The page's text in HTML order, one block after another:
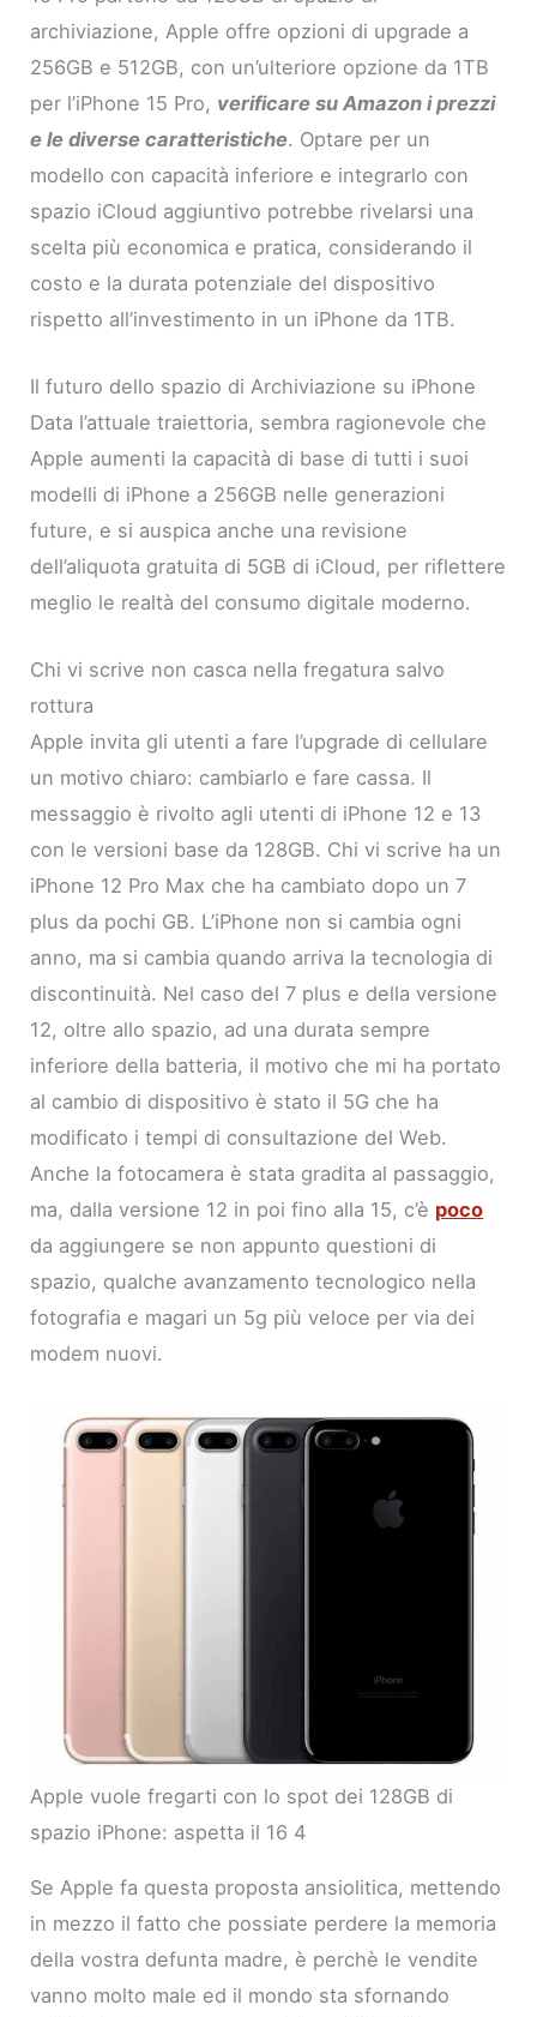
archiviazione, Apple offre opzioni di upgrade a
256GB e 512GB, con un’ulteriore opzione da 1TB
per l’iPhone 15 Pro, verificare su Amazon i prezzi
e le diverse caratteristiche. Optare per un
modello con capacità inferiore e integrarlo con
spazio iCloud aggiuntivo potrebbe rivelarsi una
scelta più economica e pratica, considerando il
costo e la durata potenziale del dispositivo
rispetto all’investimento in un iPhone da 1TB.
Il futuro dello spazio di Archiviazione su iPhone
Data l’attuale traiettoria, sembra ragionevole che
Apple aumenti la capacità di base di tutti i suoi
modelli di iPhone a 256GB nelle generazioni
future, e si auspica anche una revisione
dell’aliquota gratuita di 5GB di iCloud, per riflettere
meglio le realtà del consumo digitale moderno.
Chi vi scrive non casca nella fregatura salvo
rottura
Apple invita gli utenti a fare l’upgrade di cellulare
un motivo chiaro: cambiarlo e fare cassa. Il
messaggio è rivolto agli utenti di iPhone 12 e 13
con le versioni base da 128GB. Chi vi scrive ha un
iPhone 12 Pro Max che ha cambiato dopo un 7
plus da pochi GB. L’iPhone non si cambia ogni
anno, ma si cambia quando arriva la tecnologia di
discontinuità. Nel caso del 7 plus e della versione
12, oltre allo spazio, ad una durata sempre
inferiore della batteria, il motivo che mi ha portato
al cambio di dispositivo è stato il 5G che ha
modificato i tempi di consultazione del Web.
Anche la fotocamera è stata gradita al passaggio,
ma, dalla versione 12 in poi fino alla 15, c’è poco
da aggiungere se non appunto questioni di
spazio, qualche avanzamento tecnologico nella
fotografia e magari un 5g più veloce per via dei
modem nuovi.
Apple vuole fregarti con lo spot dei 128GB di
spazio iPhone: aspetta il 16 4
Se Apple fa questa proposta ansiolitica, mettendo
in mezzo il fatto che possiate perdere la memoria
della vostra defunta madre, è perchè le vendite
vanno molto male ed il mondo sta sfornando